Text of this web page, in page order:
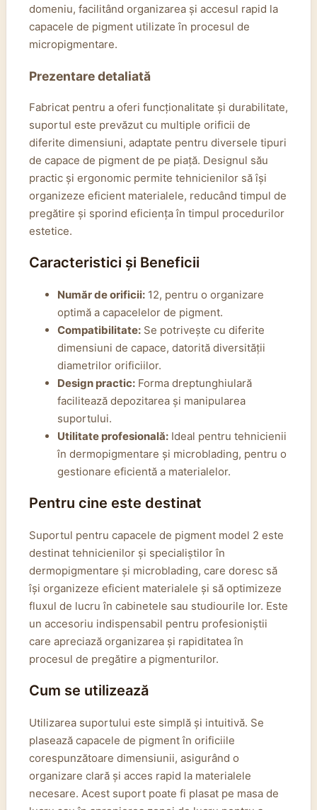
domeniu, facilitând organizarea și accesul rapid la
capacele de pigment utilizate în procesul de
micropigmentare.
Prezentare detaliată
Fabricat pentru a oferi funcționalitate și durabilitate,
suportul este prevăzut cu multiple orificii de
diferite dimensiuni, adaptate pentru diversele tipuri
de capace de pigment de pe piață. Designul său
practic și ergonomic permite tehnicienilor să își
organizeze eficient materialele, reducând timpul de
pregătire și sporind eficiența în timpul procedurilor
estetice.
Caracteristici și Beneficii
Număr de orificii: 12, pentru o organizare
optimă a capacelelor de pigment.
Compatibilitate: Se potrivește cu diferite
dimensiuni de capace, datorită diversității
diametrilor orificiilor.
Design practic: Forma dreptunghiulară
facilitează depozitarea și manipularea
suportului.
Utilitate profesională: Ideal pentru tehnicienii
în dermopigmentare și microblading, pentru o
gestionare eficientă a materialelor.
Pentru cine este destinat
Suportul pentru capacele de pigment model 2 este
destinat tehnicienilor și specialiștilor în
dermopigmentare și microblading, care doresc să
își organizeze eficient materialele și să optimizeze
fluxul de lucru în cabinetele sau studiourile lor. Este
un accesoriu indispensabil pentru profesioniștii
care apreciază organizarea și rapiditatea în
procesul de pregătire a pigmenturilor.
Cum se utilizează
Utilizarea suportului este simplă și intuitivă. Se
plasează capacele de pigment în orificiile
corespunzătoare dimensiunii, asigurând o
organizare clară și acces rapid la materialele
necesare. Acest suport poate fi plasat pe masa de